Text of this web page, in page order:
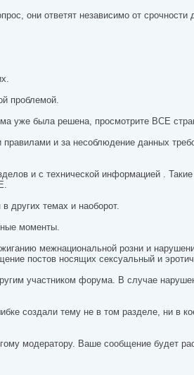
они ответят независимо от срочности
проблемой.
уже была решена, просмотрите ВСЕ
и за несоблюдение данных
и с технической информацией .
других темах и наоборот.
моменты.
межнациональной розни и
постов носящих сексуальный и
участником форума. В случае
создали тему не в том разделе, ни в
модератору. Ваше сообщение будет